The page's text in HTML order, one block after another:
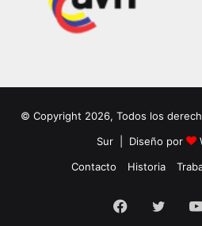
© Copyright 2026, Todos los
Sur | Diseño por
Contacto
Historia
Facebook